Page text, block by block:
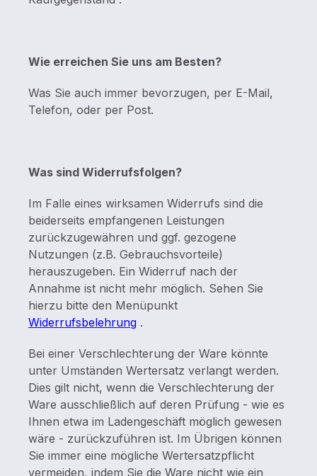
Wie erreichen Sie uns am Besten?
Was Sie auch immer bevorzugen, per E-Mail,
Telefon, oder per Post.
Was sind Widerrufsfolgen?
Im Falle eines wirksamen Widerrufs sind die
beiderseits empfangenen Leistungen
zurückzugewähren und ggf. gezogene
Nutzungen (z.B. Gebrauchsvorteile)
herauszugeben. Ein Widerruf nach der
Annahme ist nicht mehr möglich. Sehen Sie
hierzu bitte den Menüpunkt
Widerrufsbelehrung .
Bei einer Verschlechterung der Ware könnte
unter Umständen Wertersatz verlangt werden.
Dies gilt nicht, wenn die Verschlechterung der
Ware ausschließlich auf deren Prüfung - wie es
Ihnen etwa im Ladengeschäft möglich gewesen
wäre - zurückzuführen ist. Im Übrigen können
Sie immer eine mögliche Wertersatzpflicht
vermeiden, indem Sie die Ware nicht wie ein